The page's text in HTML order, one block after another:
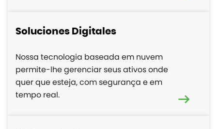
Soluciones Digitales
Nossa tecnologia baseada em nuvem
permite-lhe gerenciar seus ativos onde
quer que esteja, com segurança e em
tempo real.